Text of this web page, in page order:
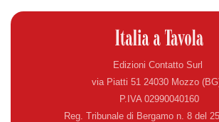
Edizioni Contatto Surl
via Piatti 51 24030 Mozzo
P.IVA 02990040160
Reg. Tribunale di Bergamo n. 8 del